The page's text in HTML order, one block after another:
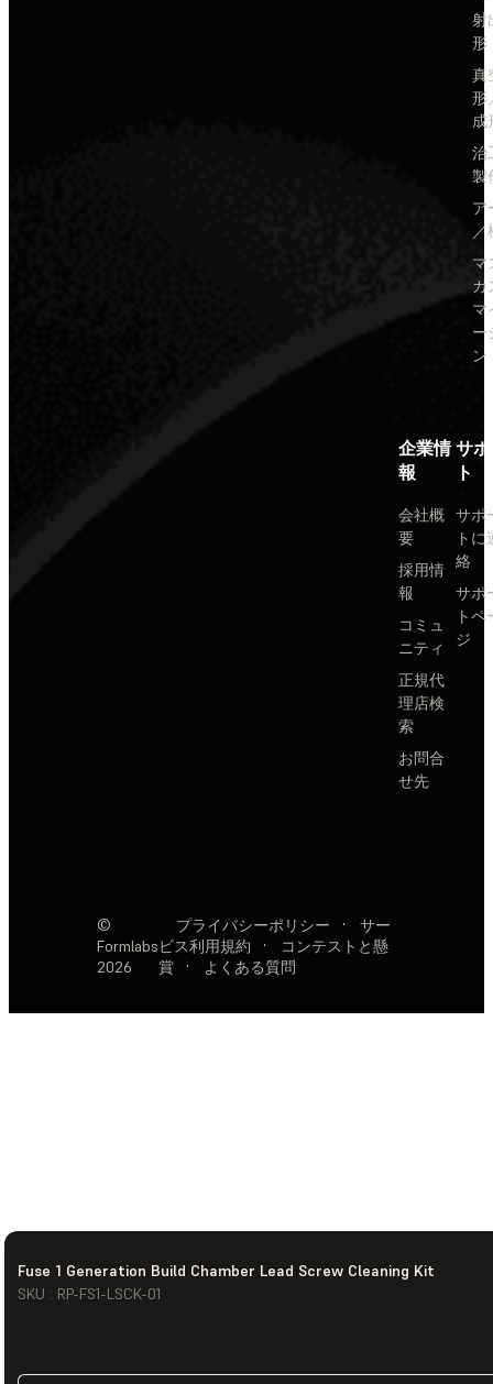
Fuse 1 Generation Build Chamber Lead Screw Cleaning Kit
SKU : RP-FS1-LSCK-01
射
形
真
形
成
治
製
ア
／
マ
カ
マ
ー
ン
企業情
報
会社概
要
採用情
報
コミュ
ニティ
正規代
理店検
索
お問合
せ先
サ
ト
サポ
トに
絡
サポ
トペ
ジ
©
Formlabs
2026
プライバシーポリシー ·
サー
ビス利用規約
·
コンテストと懸
賞
· よくある質問